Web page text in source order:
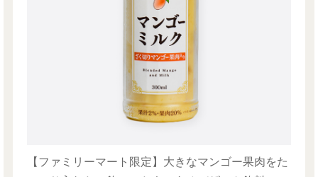
【ファミリーマート限定】大きなマンゴー果肉をた